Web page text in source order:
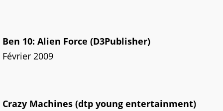
Ben 10: Alien Force (D3Publisher)
Février 2009
Crazy Machines (dtp young entertainment)